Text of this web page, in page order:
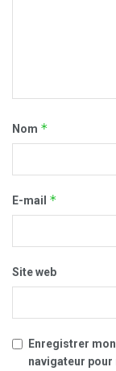
Nom *
E-mail *
Site web
Enregistrer
navigateur